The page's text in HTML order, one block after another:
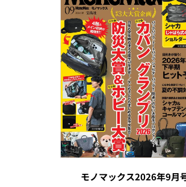
モノマックス2026年9月